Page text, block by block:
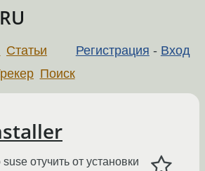
Регистрация - Вход
Статьи
Поиск
отучить от установки